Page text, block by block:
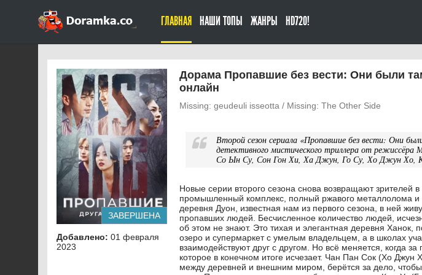
ГЛАВНАЯ НАШИ ТОПЫ ЖАНРЫ HD720!
Дорама Пропавшие без вести: Они были
онлайн
Missing: geudeuli isseotta / Missing: The Other Side
Второй сезон сериала «Пропавшие без вести: Они
детективного мистического триллера от
Со Ын Су, Сон Гон Хи, Ха Джун, Го Су, Хо Джун Хо,
Новые серии второго сезона снова возвращают зрителей
промышленный комплекс, полный ржавого металлолома и
деревня Дуон, известная нам из первого сезона, в ней
пропавших людей. Бесчисленное количество людей,
об этом не знают. Это тихая и элегантная деревня Ханок,
озеро и супермаркет с умелым владельцем, а в школах
взаимодействуют друг с другом. Но всё меняется, когда
которое в конечном итоге исчезает. Чан Пан Сок (Хо
между деревней и внешним миром, берётся за дело,
ЗАВЕРШЕНА
Добавлено: 01 февраля
2023